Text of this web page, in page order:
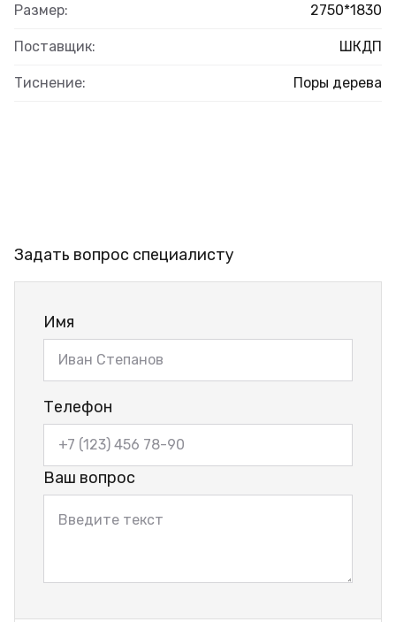
Размер: 2750*1830
Поставщик: ШКДП
Тиснение: Поры дерева
Задать вопрос специалисту
Имя
Телефон
Ваш вопрос